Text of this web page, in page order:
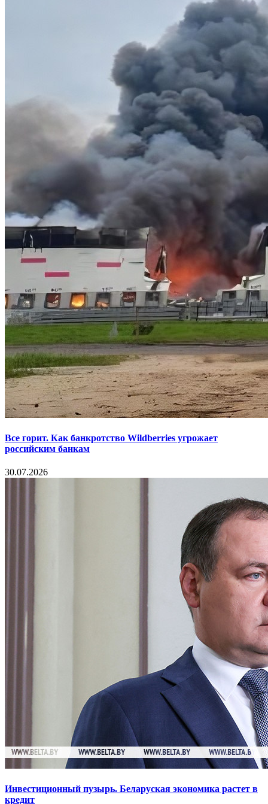
Все горит. Как банкротство Wildberries угрожает
российским банкам
30.07.2026
Инвестиционный пузырь. Беларуская экономика растет в
кредит